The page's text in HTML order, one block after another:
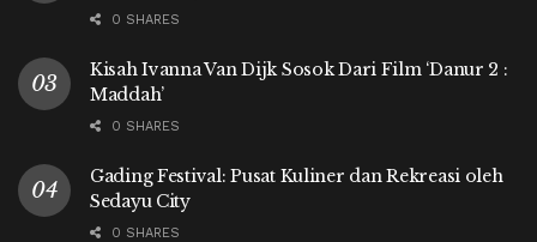
0 SHARES
Kisah Ivanna Van Dijk Sosok Dari Film ‘Danur 2 :
Maddah’
0 SHARES
Gading Festival: Pusat Kuliner dan Rekreasi oleh
Sedayu City
0 SHARES